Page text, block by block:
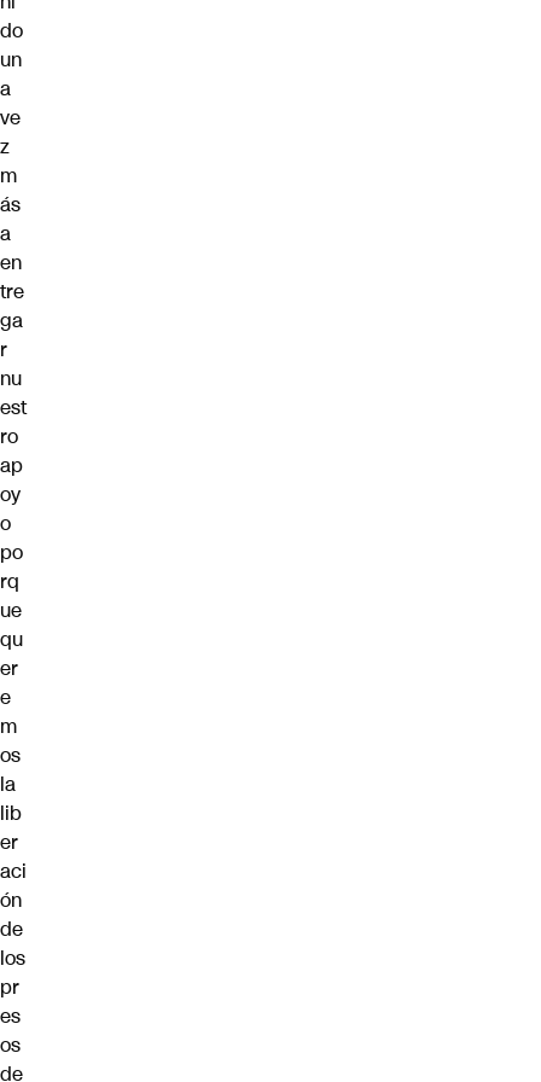
do
un
a
ve
z
m
ás
a
en
tre
ga
r
nu
est
ro
ap
oy
o
po
rq
ue
qu
er
e
m
os
la
lib
er
aci
ón
de
los
pr
es
os
de